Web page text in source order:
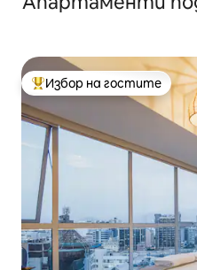
Най-популярен избор на
Избор на гостите